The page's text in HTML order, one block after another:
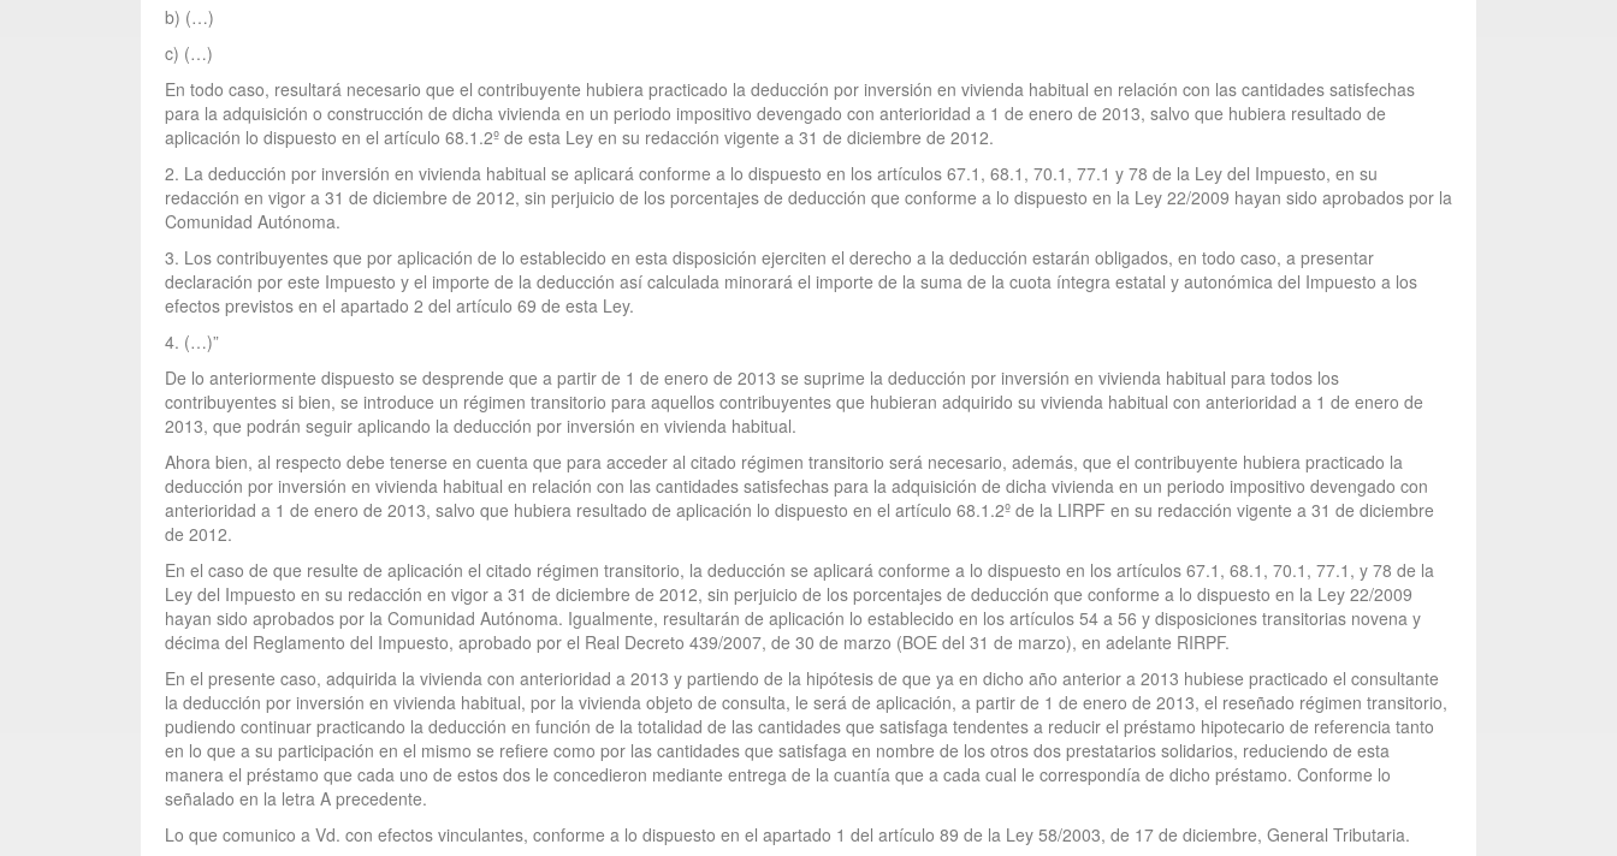
b) (…)
c) (…)
En todo caso, resultará necesario que el contribuyente hubiera practicado la deducción por inversión en vivienda habitual en relación con las cantidades satisfechas
para la adquisición o construcción de dicha vivienda en un periodo impositivo devengado con anterioridad a 1 de enero de 2013, salvo que hubiera resultado de
aplicación lo dispuesto en el artículo 68.1.2º de esta Ley en su redacción vigente a 31 de diciembre de 2012.
2. La deducción por inversión en vivienda habitual se aplicará conforme a lo dispuesto en los artículos 67.1, 68.1, 70.1, 77.1 y 78 de la Ley del Impuesto, en su
redacción en vigor a 31 de diciembre de 2012, sin perjuicio de los porcentajes de deducción que conforme a lo dispuesto en la Ley 22/2009 hayan sido aprobados por la
Comunidad Autónoma.
3. Los contribuyentes que por aplicación de lo establecido en esta disposición ejerciten el derecho a la deducción estarán obligados, en todo caso, a presentar
declaración por este Impuesto y el importe de la deducción así calculada minorará el importe de la suma de la cuota íntegra estatal y autonómica del Impuesto a los
efectos previstos en el apartado 2 del artículo 69 de esta Ley.
4. (…)”
De lo anteriormente dispuesto se desprende que a partir de 1 de enero de 2013 se suprime la deducción por inversión en vivienda habitual para todos los
contribuyentes si bien, se introduce un régimen transitorio para aquellos contribuyentes que hubieran adquirido su vivienda habitual con anterioridad a 1 de enero de
2013, que podrán seguir aplicando la deducción por inversión en vivienda habitual.
Ahora bien, al respecto debe tenerse en cuenta que para acceder al citado régimen transitorio será necesario, además, que el contribuyente hubiera practicado la
deducción por inversión en vivienda habitual en relación con las cantidades satisfechas para la adquisición de dicha vivienda en un periodo impositivo devengado con
anterioridad a 1 de enero de 2013, salvo que hubiera resultado de aplicación lo dispuesto en el artículo 68.1.2º de la LIRPF en su redacción vigente a 31 de diciembre
de 2012.
En el caso de que resulte de aplicación el citado régimen transitorio, la deducción se aplicará conforme a lo dispuesto en los artículos 67.1, 68.1, 70.1, 77.1, y 78 de la
Ley del Impuesto en su redacción en vigor a 31 de diciembre de 2012, sin perjuicio de los porcentajes de deducción que conforme a lo dispuesto en la Ley 22/2009
hayan sido aprobados por la Comunidad Autónoma. Igualmente, resultarán de aplicación lo establecido en los artículos 54 a 56 y disposiciones transitorias novena y
décima del Reglamento del Impuesto, aprobado por el Real Decreto 439/2007, de 30 de marzo (BOE del 31 de marzo), en adelante RIRPF.
En el presente caso, adquirida la vivienda con anterioridad a 2013 y partiendo de la hipótesis de que ya en dicho año anterior a 2013 hubiese practicado el consultante
la deducción por inversión en vivienda habitual, por la vivienda objeto de consulta, le será de aplicación, a partir de 1 de enero de 2013, el reseñado régimen transitorio,
pudiendo continuar practicando la deducción en función de la totalidad de las cantidades que satisfaga tendentes a reducir el préstamo hipotecario de referencia tanto
en lo que a su participación en el mismo se refiere como por las cantidades que satisfaga en nombre de los otros dos prestatarios solidarios, reduciendo de esta
manera el préstamo que cada uno de estos dos le concedieron mediante entrega de la cuantía que a cada cual le correspondía de dicho préstamo. Conforme lo
señalado en la letra A precedente.
Lo que comunico a Vd. con efectos vinculantes, conforme a lo dispuesto en el apartado 1 del artículo 89 de la Ley 58/2003, de 17 de diciembre, General Tributaria.